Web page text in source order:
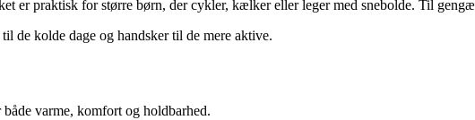
er praktisk for større børn, der cykler, kælker eller leger med snebolde. Til
de kolde dage og handsker til de mere aktive.
varme, komfort og holdbarhed.